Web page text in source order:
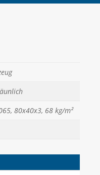
80x40x3, 68 kg/m²